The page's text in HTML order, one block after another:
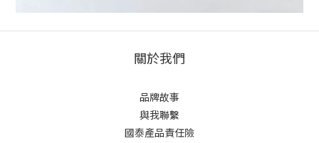
關於我們
品牌故事
與我聯繫
國泰產品責任險